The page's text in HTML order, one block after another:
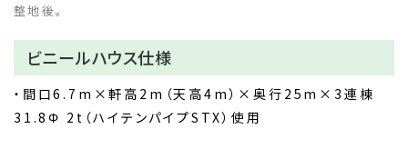
整地後。
ビニールハウス仕様
・間口6.7m×軒高2m（天高4m）×奥行25m×3連棟
31.8Φ 2t（ハイテンパイプSTX）使用